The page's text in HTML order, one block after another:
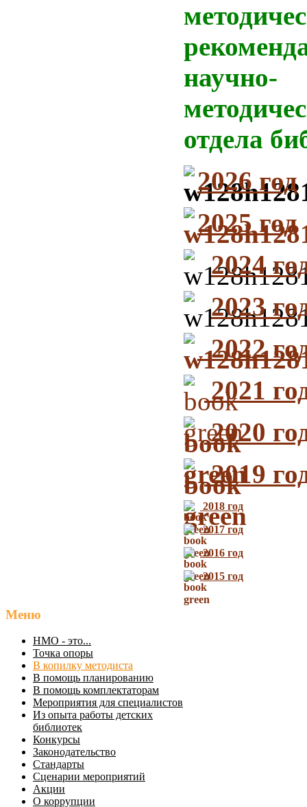
научно-
отдела
2026 год
2025 год
2024
2023
2022
2021
2020
2019
2018 год
2017 год
2016 год
2015 год
Меню
НМО - это...
Точка опоры
В копилку методиста
В помощь планированию
В помощь комплектаторам
Мероприятия для специалистов
Из опыта работы детских
библиотек
Конкурсы
Законодательство
Стандарты
Сценарии мероприятий
Акции
О коррупции